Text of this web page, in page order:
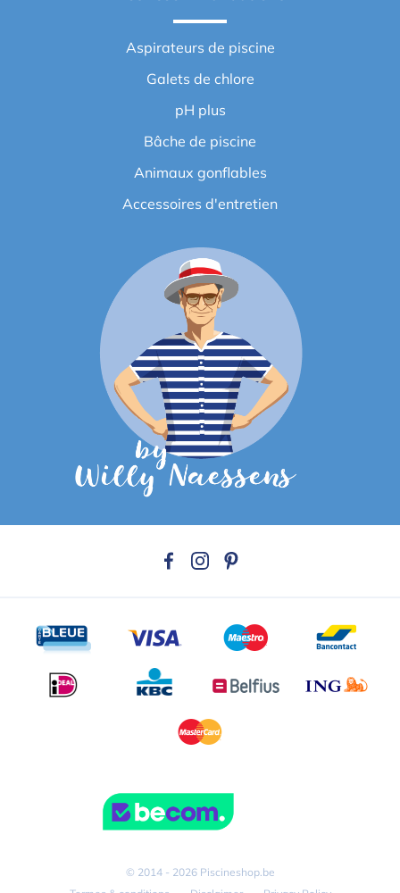
Aspirateurs de piscine
Galets de chlore
pH plus
Bâche de piscine
Animaux gonflables
Accessoires d'entretien
© 2014 - 2026 Piscineshop.be